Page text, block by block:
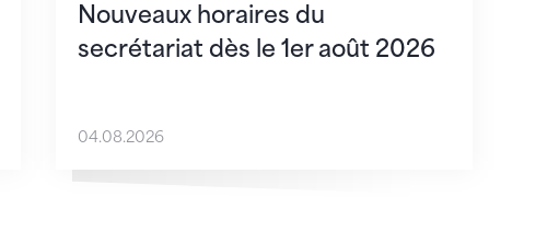
Nouveaux horaires du
secrétariat dès le 1er août 2026
04.08.2026